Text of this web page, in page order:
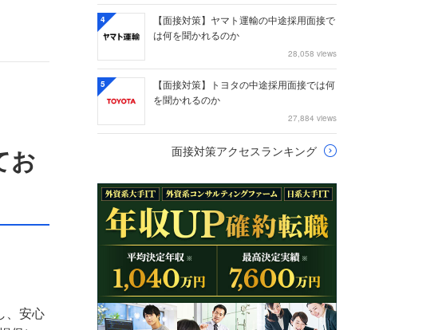
お
、安心
4
【面接対策】ヤマト運輸の中途採用面接で
は何を聞かれるのか
28,058 views
5
【面接対策】トヨタの中途採用面接では何
を聞かれるのか
27,884 views
面接対策アクセスランキング